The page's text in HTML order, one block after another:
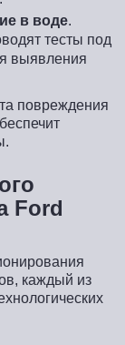
в воде.
тесты под
выявления
повреждения
Ford
каждый из